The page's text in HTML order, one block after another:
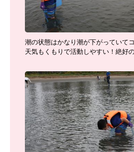
潮の状態はかなり潮が下がっていて
天気もくもりで活動しやすい！絶好